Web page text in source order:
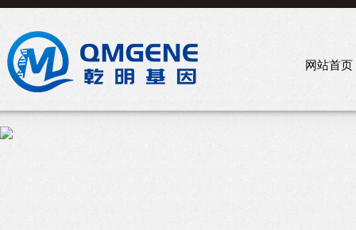
网站首页